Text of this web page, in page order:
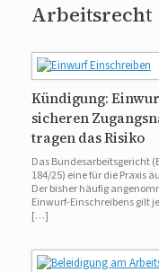
Arbeitsrecht
Kündigung:
sicheren
tragen das Risiko
Das Bundesarbeitsgericht
184/25) eine für die Praxis
Der bisher häufig
Einwurf-Einschreibens gilt
[…]